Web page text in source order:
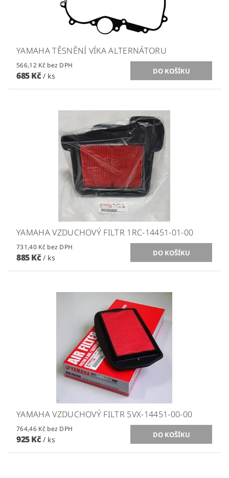
YAMAHA TĚSNĚNÍ VÍKA ALTERNÁTORU
566,12 Kč bez DPH
685 Kč / ks
YAMAHA VZDUCHOVÝ FILTR 1RC-14451-01-00
731,40 Kč bez DPH
885 Kč / ks
YAMAHA VZDUCHOVÝ FILTR 5VX-14451-00-00
764,46 Kč bez DPH
925 Kč / ks